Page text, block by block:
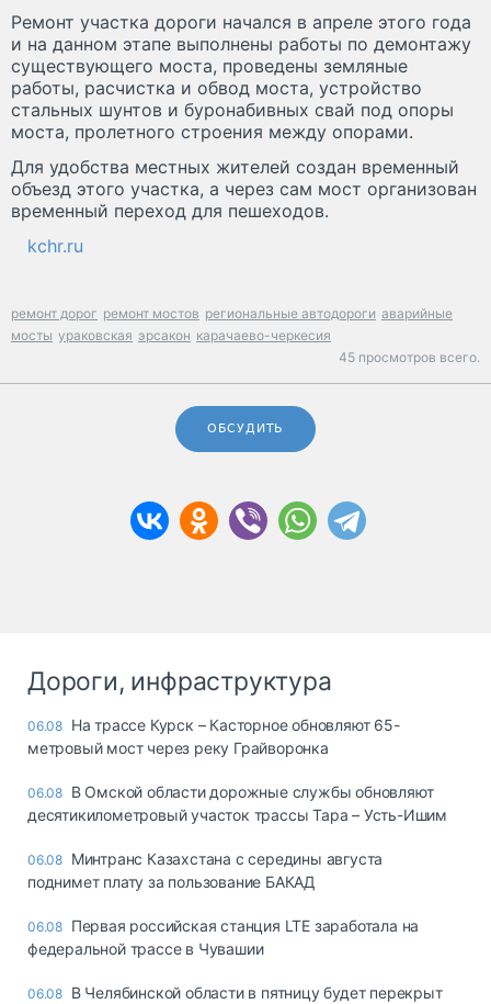
Ремонт участка дороги начался в апреле этого года
и на данном этапе выполнены работы по демонтажу
существующего моста, проведены земляные
работы, расчистка и обвод моста, устройство
стальных шунтов и буронабивных свай под опоры
моста, пролетного строения между опорами.
Для удобства местных жителей создан временный
объезд этого участка, а через сам мост организован
временный переход для пешеходов.
kchr.ru
ремонт дорог ремонт мостов региональные автодороги аварийные
мосты ураковская эрсакон карачаево-черкесия
45 просмотров всего.
ОБСУДИТЬ
Дороги, инфраструктура
06.08 На трассе Курск – Касторное обновляют 65-
метровый мост через реку Грайворонка
06.08 В Омской области дорожные службы обновляют
десятикилометровый участок трассы Тара – Усть-Ишим
06.08 Минтранс Казахстана с середины августа
поднимет плату за пользование БАКАД
06.08 Первая российская станция LTE заработала на
федеральной трассе в Чувашии
06.08 В Челябинской области в пятницу будет перекрыт